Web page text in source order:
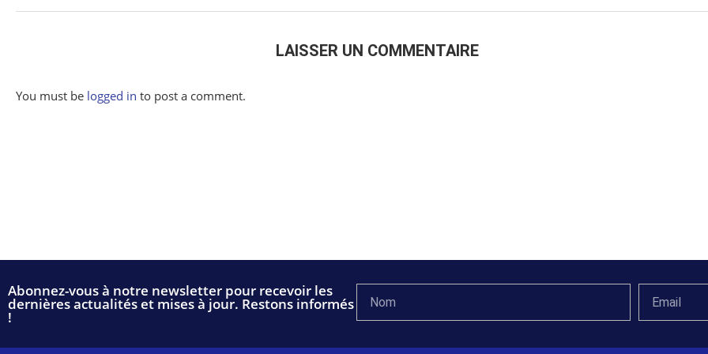
LAISSER UN COMMENTAIRE
You must be logged in to post a comment.
Abonnez-vous à notre newsletter pour recevoir les
dernières actualités et mises à jour. Restons informés
!